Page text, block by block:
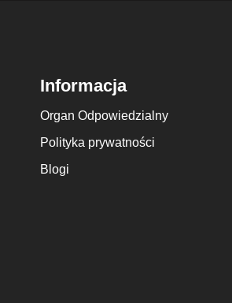
Informacja
Organ Odpowiedzialny
Polityka prywatności
Blogi